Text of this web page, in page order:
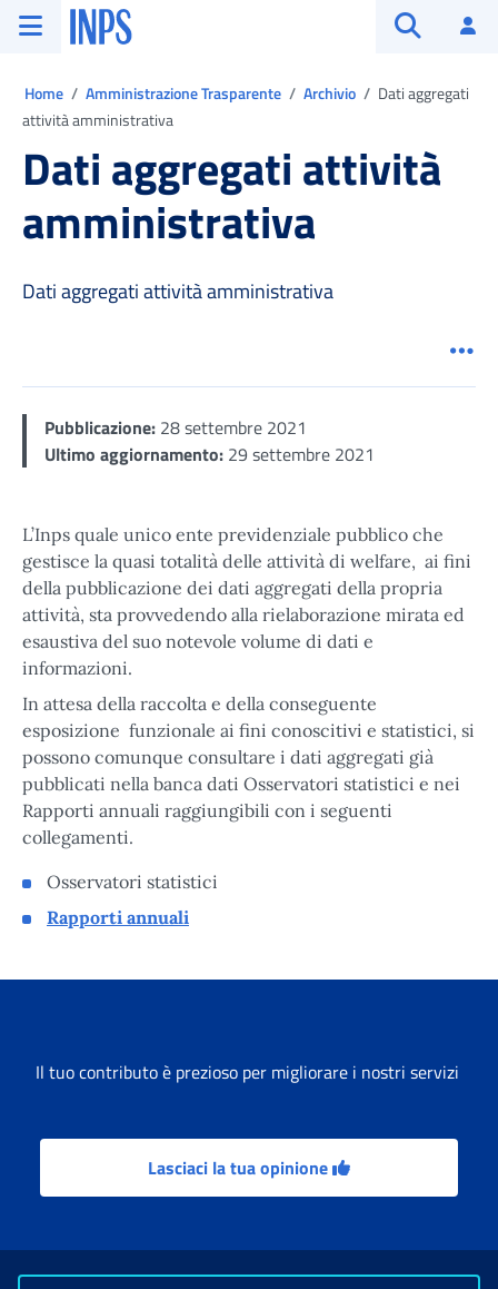
Vai al menu principale
Vai al contenuto principale
Vai al pie' di pagina
INPS ()
Home Amministrazione Trasparente Archivio
Dati aggregati
attività amministrativa
Dati aggregati attività
amministrativa
Dati aggregati attività amministrativa
Pubblicazione: 28 settembre 2021
Ultimo aggiornamento: 29 settembre 2021
L’Inps quale unico ente previdenziale pubblico che
gestisce la quasi totalità delle attività di welfare, ai fini
della pubblicazione dei dati aggregati della propria
attività, sta provvedendo alla rielaborazione mirata ed
esaustiva del suo notevole volume di dati e
informazioni.
In attesa della raccolta e della conseguente
esposizione funzionale ai fini conoscitivi e statistici, si
possono comunque consultare i dati aggregati già
pubblicati nella banca dati Osservatori statistici e nei
Rapporti annuali raggiungibili con i seguenti
collegamenti.
Osservatori statistici
Rapporti annuali
Il tuo contributo è prezioso per migliorare i nostri servizi
Lasciaci la tua opinione